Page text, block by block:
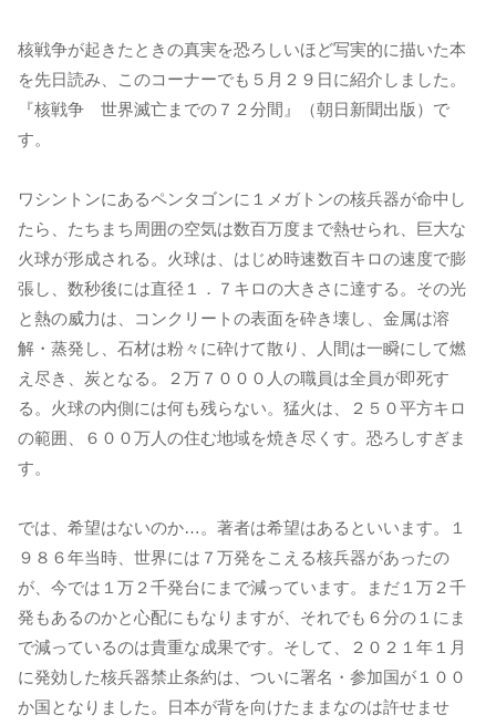
核戦争が起きたときの真実を恐ろしいほど写実的に描いた本
を先日読み、このコーナーでも５月２９日に紹介しました。
『核戦争 世界滅亡までの７２分間』（朝日新聞出版）で
す。
ワシントンにあるペンタゴンに１メガトンの核兵器が命中し
たら、たちまち周囲の空気は数百万度まで熱せられ、巨大な
火球が形成される。火球は、はじめ時速数百キロの速度で膨
張し、数秒後には直径１．７キロの大きさに達する。その光
と熱の威力は、コンクリートの表面を砕き壊し、金属は溶
解・蒸発し、石材は粉々に砕けて散り、人間は一瞬にして燃
え尽き、炭となる。２万７０００人の職員は全員が即死す
る。火球の内側には何も残らない。猛火は、２５０平方キロ
の範囲、６００万人の住む地域を焼き尽くす。恐ろしすぎま
す。
では、希望はないのか…。著者は希望はあるといいます。１
９８６年当時、世界には７万発をこえる核兵器があったの
が、今では１万２千発台にまで減っています。まだ１万２千
発もあるのかと心配にもなりますが、それでも６分の１にま
で減っているのは貴重な成果です。そして、２０２１年１月
に発効した核兵器禁止条約は、ついに署名・参加国が１００
か国となりました。日本が背を向けたままなのは許せませ